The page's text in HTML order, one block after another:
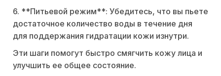
6. **Питьевой режим**: Убедитесь, что вы пьете
достаточное количество воды в течение дня
для поддержания гидратации кожи изнутри.
Эти шаги помогут быстро смягчить кожу лица и
улучшить ее общее состояние.